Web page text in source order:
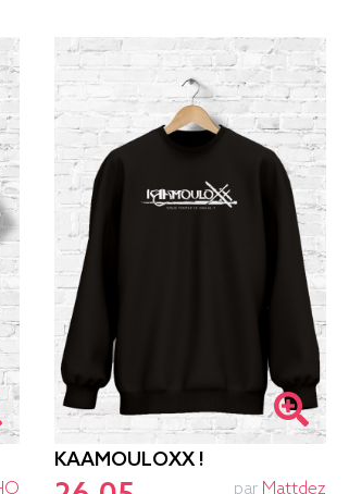
KAAMOULOXX !
par Mattdez